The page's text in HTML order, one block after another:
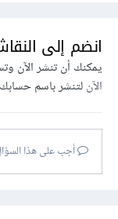
انضم إلى
يمكنك أن تنشر الآن
الآنلتنشر باسم حسابك.
أجب على هذا